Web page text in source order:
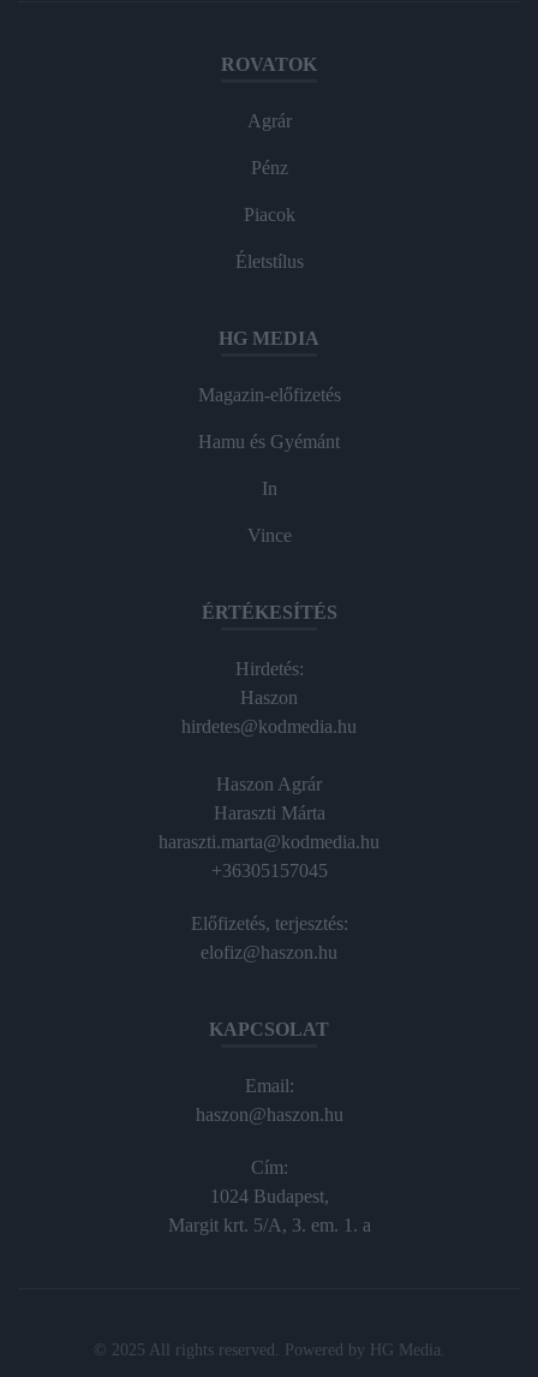
ROVATOK
Agrár
Pénz
Piacok
Életstílus
HG MEDIA
Magazin-előfizetés
Hamu és Gyémánt
In
Vince
ÉRTÉKESÍTÉS
Hirdetés:
Haszon
hirdetes@kodmedia.hu
Haszon Agrár
Haraszti Márta
haraszti.marta@kodmedia.hu
+36305157045
Előfizetés, terjesztés:
elofiz@haszon.hu
KAPCSOLAT
Email:
haszon@haszon.hu
Cím:
1024 Budapest,
Margit krt. 5/A, 3. em. 1. a
© 2025 All rights reserved. Powered by HG Media